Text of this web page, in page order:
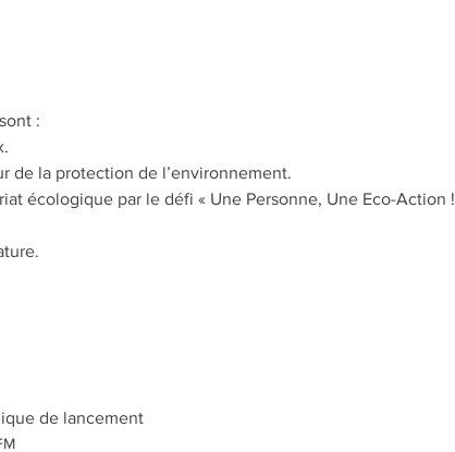
:
de la protection de l’environnement.
écologique par le défi « Une Personne, Une Eco-Action !
de lancement